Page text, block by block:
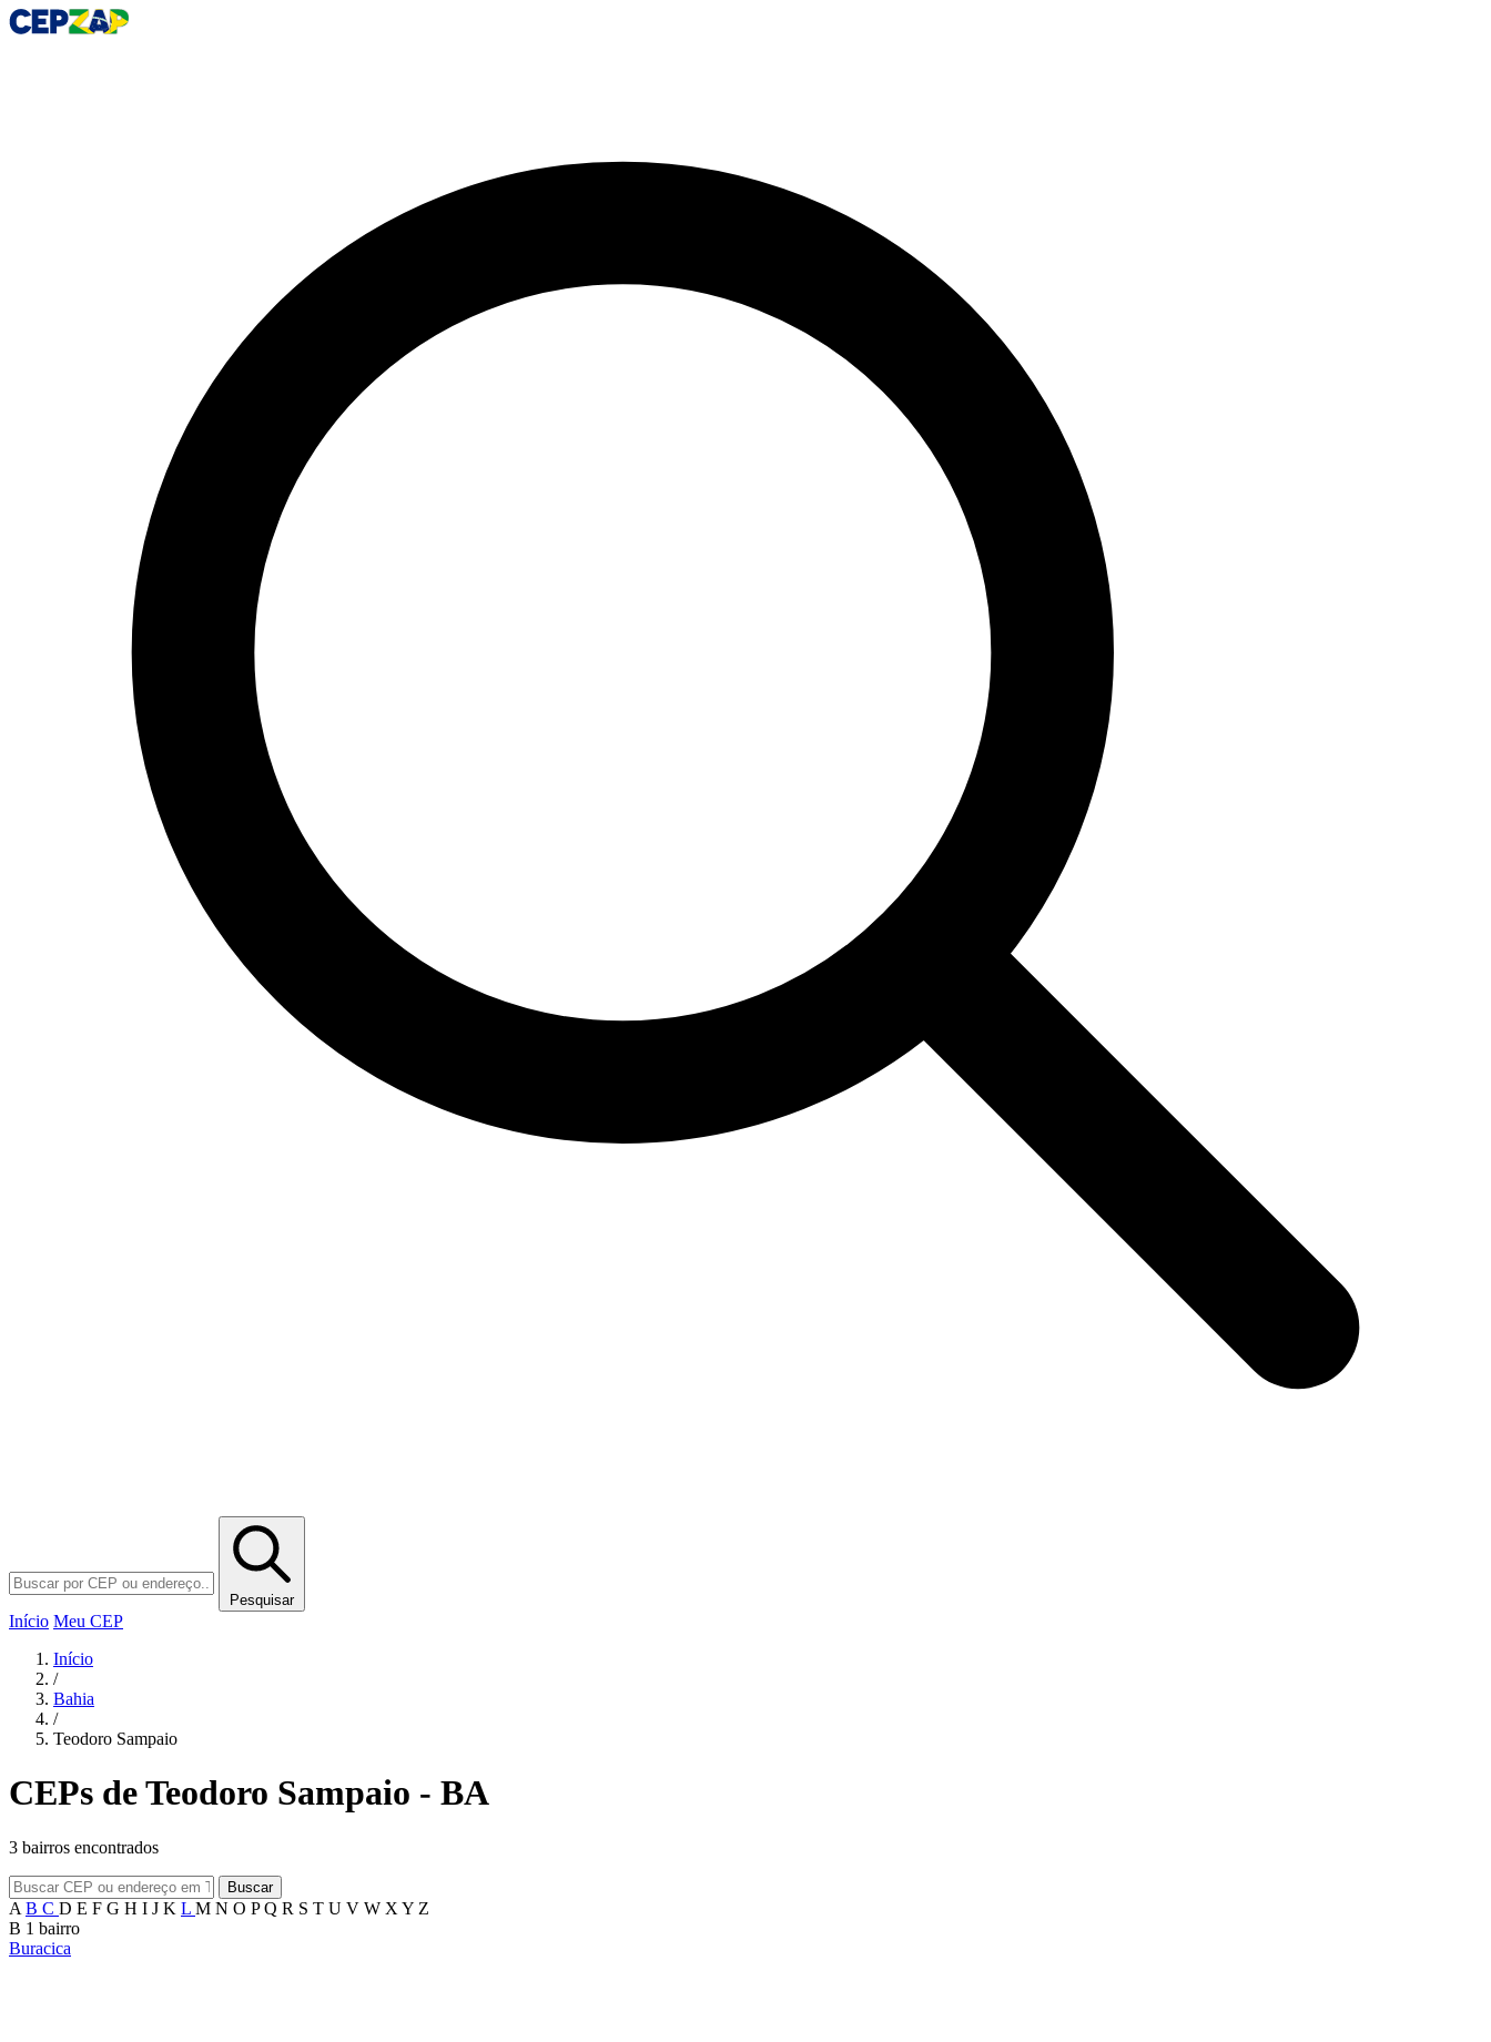
Pesquisar
Início Meu CEP
Início
/
Bahia
/
Teodoro Sampaio
CEPs de Teodoro Sampaio - BA
3 bairros encontrados
Buscar
A B C D E F G H I J K L M N O PQ R S T U V W X Y Z
B 1 bairro
Buracica